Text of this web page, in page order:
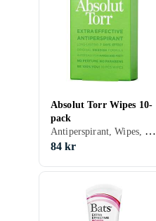
Absolut Torr Wipes 10-
pack
Antiperspirant, Wipes, Herr
84 kr